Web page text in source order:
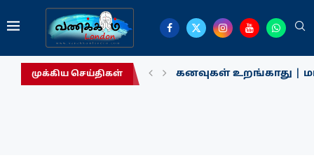
முக்கிய செய்திகள் கனவுகள் உறங்காது |